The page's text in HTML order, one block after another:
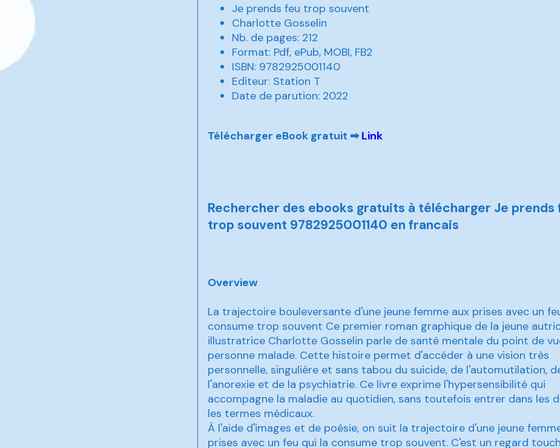
Je prends feu trop souvent
Charlotte Gosselin
Nb. de pages: 212
Format: Pdf, ePub, MOBI, FB2
ISBN: 9782925001140
Editeur: Station T
Date de parution: 2022
Télécharger eBook gratuit ➡Link
Rechercher des ebooks gratuits à télécharger Je prends
trop souvent 9782925001140 en francais
Overview
La trajectoire bouleversante d'une jeune femme aux prises avec un
consume trop souvent Ce premier roman graphique de la jeune
illustratrice Charlotte Gosselin parle de santé mentale du point de
personne malade. Cette histoire permet d'accéder à une vision très
personnelle, singulière et sans tabou du suicide, de l'automutilation,
l'anorexie et de la psychiatrie. Ce livre exprime l'hypersensibilité qui
accompagne la maladie au quotidien, sans toutefois entrer dans les
les termes médicaux.
À l'aide d'images et de poésie, on suit la trajectoire d'une jeune
prises avec un feu qui la consume trop souvent. C'est un regard